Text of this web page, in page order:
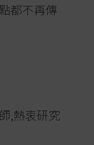
都不再傳
,熱衷研究